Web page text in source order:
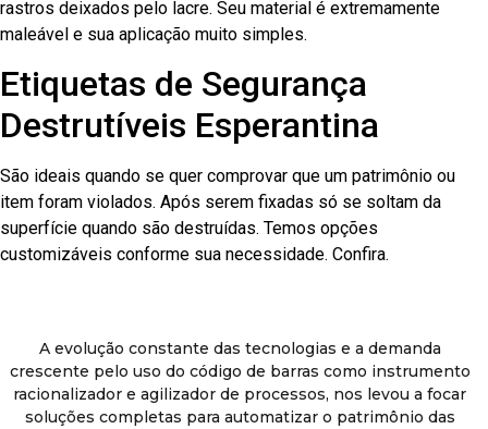
rastros deixados pelo lacre. Seu material é extremamente
maleável e sua aplicação muito simples.
Etiquetas de Segurança
Destrutíveis Esperantina
São ideais quando se quer comprovar que um patrimônio ou
item foram violados. Após serem fixadas só se soltam da
superfície quando são destruídas. Temos opções
customizáveis conforme sua necessidade. Confira.
A evolução constante das tecnologias e a demanda
crescente pelo uso do código de barras como instrumento
racionalizador e agilizador de processos, nos levou a focar
soluções completas para automatizar o patrimônio das